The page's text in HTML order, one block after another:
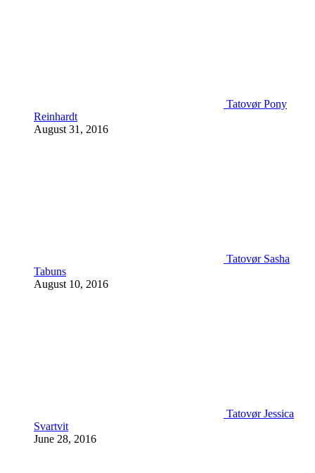
Tatovør Pony
Reinhardt
August 31, 2016
Tatovør Sasha
Tabuns
August 10, 2016
Tatovør Jessica
Svartvit
June 28, 2016